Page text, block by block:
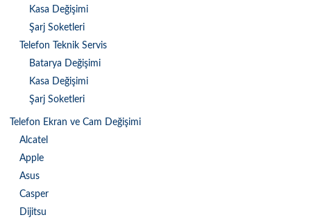
Kasa Değişimi
Şarj Soketleri
Telefon Teknik Servis
Batarya Değişimi
Kasa Değişimi
Şarj Soketleri
Telefon Ekran ve Cam Değişimi
Alcatel
Apple
Asus
Casper
Dijitsu